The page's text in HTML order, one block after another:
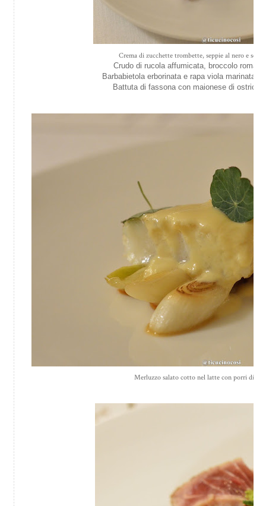
Crema di zucchette trombette, seppie al nero e
Crudo di rucola affumicata, broccolo
Barbabietola erborinata e rapa viola marinata
Battuta di fassona con maionese di ostrica,
Merluzzo salato cotto nel latte con porri di